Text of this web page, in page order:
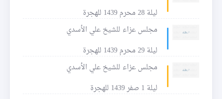
ليلة 28 محرم 1439 للهجرة
مجلس عزاء للشيخ علي الأسدي
ليلة 29 محرم 1439 للهجرة
مجلس عزاء للشيخ علي الأسدي
ليلة 1 صفر 1439 للهجرة